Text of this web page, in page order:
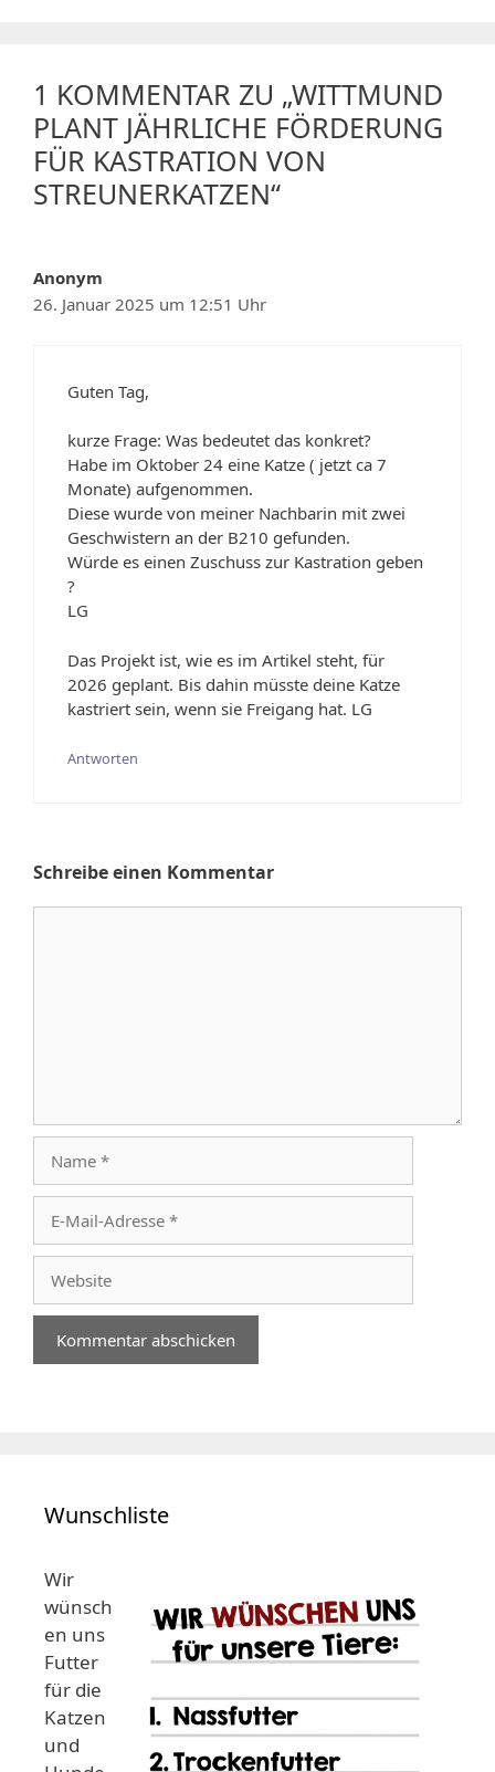
1 KOMMENTAR ZU „WITTMUND
PLANT JÄHRLICHE FÖRDERUNG
FÜR KASTRATION VON
STREUNERKATZEN“
Anonym
26. Januar 2025 um 12:51 Uhr
Guten Tag,
kurze Frage: Was bedeutet das konkret?
Habe im Oktober 24 eine Katze ( jetzt ca 7
Monate) aufgenommen.
Diese wurde von meiner Nachbarin mit zwei
Geschwistern an der B210 gefunden.
Würde es einen Zuschuss zur Kastration geben
?
LG
Das Projekt ist, wie es im Artikel steht, für
2026 geplant. Bis dahin müsste deine Katze
kastriert sein, wenn sie Freigang hat. LG
Antworten
Schreibe einen Kommentar
Mail-
Adresse
Wunschliste
Wir
wünsch
en uns
Futter
für die
Katzen
und